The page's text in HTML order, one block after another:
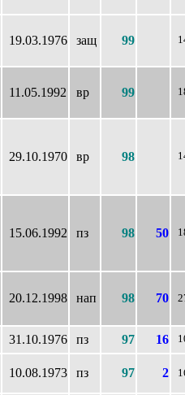
19.03.1976 защ 99
11.05.1992 вр 99
29.10.1970 вр 98
15.06.1992 пз 98 50
20.12.1998 нап 98 70
31.10.1976 пз 97 16
10.08.1973 пз 97 2